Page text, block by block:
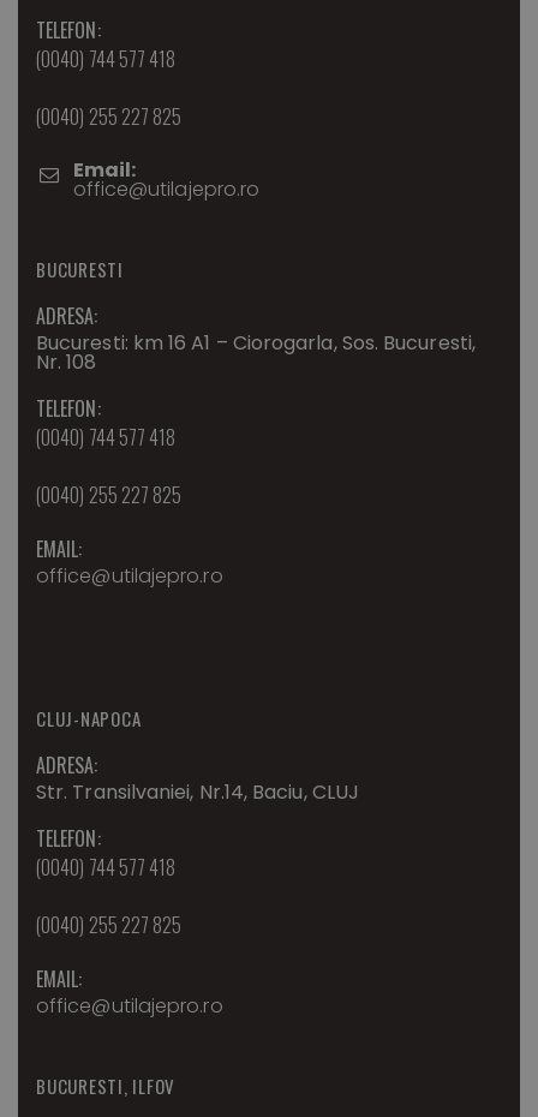
TELEFON:
(0040) 744 577 418
(0040) 255 227 825
Email:
office@utilajepro.ro
BUCURESTI
ADRESA:
Bucuresti: km 16 A1 – Ciorogarla, Sos. Bucuresti,
Nr. 108
TELEFON:
(0040) 744 577 418
(0040) 255 227 825
EMAIL:
office@utilajepro.ro
CLUJ-NAPOCA
ADRESA:
Str. Transilvaniei, Nr.14, Baciu, CLUJ
TELEFON:
(0040) 744 577 418
(0040) 255 227 825
EMAIL:
office@utilajepro.ro
BUCURESTI, ILFOV